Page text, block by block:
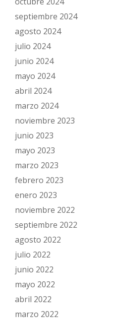
septiembre 2024
agosto 2024
julio 2024
junio 2024
mayo 2024
abril 2024
marzo 2024
noviembre 2023
junio 2023
mayo 2023
marzo 2023
febrero 2023
enero 2023
noviembre 2022
septiembre 2022
agosto 2022
julio 2022
junio 2022
mayo 2022
abril 2022
marzo 2022